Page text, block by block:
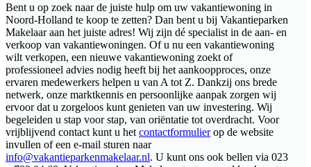
Bent u op zoek naar de juiste hulp om uw vakantiewoning in
Noord-Holland te koop te zetten? Dan bent u bij Vakantieparken
Makelaar aan het juiste adres! Wij zijn dé specialist in de aan- en
verkoop van vakantiewoningen. Of u nu een vakantiewoning
wilt verkopen, een nieuwe vakantiewoning zoekt of
professioneel advies nodig heeft bij het aankoopproces, onze
ervaren medewerkers helpen u van A tot Z. Dankzij ons brede
netwerk, onze marktkennis en persoonlijke aanpak zorgen wij
ervoor dat u zorgeloos kunt genieten van uw investering. Wij
begeleiden u stap voor stap, van oriëntatie tot overdracht. Voor
vrijblijvend contact kunt u het contactformulierop de website
invullen of een e-mail sturen naar
info@vakantieparkenmakelaar.nl. U kunt ons ook bellen via 023